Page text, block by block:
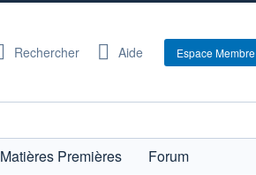
Rechercher Aide Espace Membre
Matières Premières
Forum